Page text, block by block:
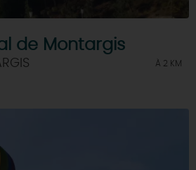
de Montargis
À 2 KM